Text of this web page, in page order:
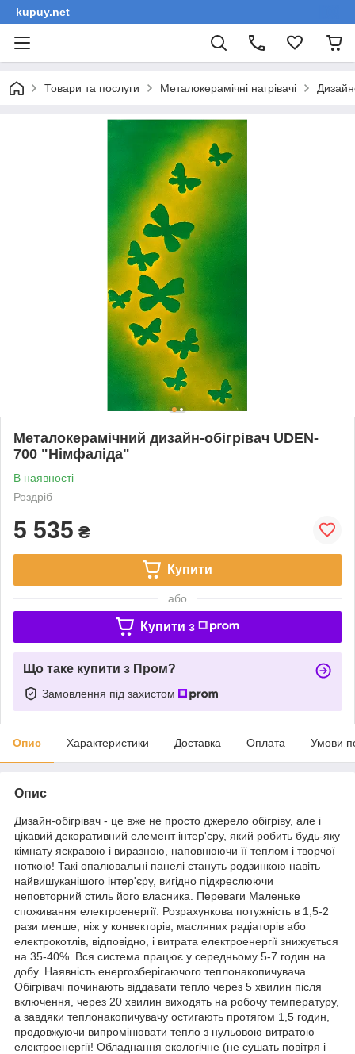
kupuy.net
Товари та послуги Металокерамічні нагрівачі
Металокерамічний дизайн-обігрівач UDEN-
700 "Німфаліда"
В наявності
Роздріб
5 535 ₴
Купити
або
Купити з
Що таке купити з Пром?
Замовлення під захистом
Опис Характеристики Доставка Оплата Умови
Опис
Дизайн-обігрівач - це вже не просто джерело обігріву, але і
цікавий декоративний елемент інтер'єру, який робить будь-яку
кімнату яскравою і виразною, наповнюючи її теплом і творчої
ноткою! Такі опалювальні панелі стануть родзинкою навіть
найвишуканішого інтер'єру, вигідно підкреслюючи
неповторний стиль його власника. Переваги Маленьке
споживання електроенергії. Розрахункова потужність в 1,5-2
рази менше, ніж у конвекторів, масляних радіаторів або
електрокотлів, відповідно, і витрата електроенергії знижується
на 35-40%. Вся система працює у середньому 5-7 годин на
добу. Наявність енергозберігаючого теплонакопичувача.
Обігрівачі починають віддавати тепло через 5 хвилин після
включення, через 20 хвилин виходять на робочу температуру,
а завдяки теплонакопичувачу остигають протягом 1,5 годин,
продовжуючи випромінювати тепло з нульовою витратою
електроенергії! Обладнання екологічне (не сушать повітря і